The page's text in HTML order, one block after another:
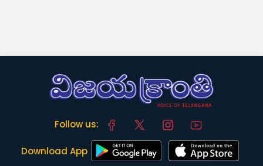
Follow us:
Download App